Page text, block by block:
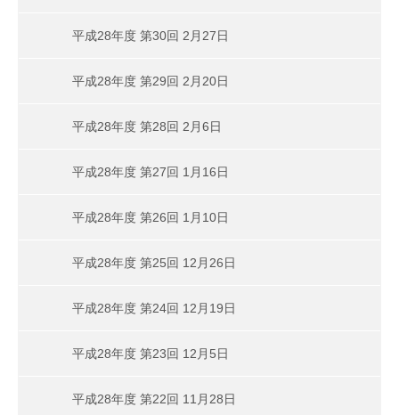
平成28年度 第30回 2月27日
平成28年度 第29回 2月20日
平成28年度 第28回 2月6日
平成28年度 第27回 1月16日
平成28年度 第26回 1月10日
平成28年度 第25回 12月26日
平成28年度 第24回 12月19日
平成28年度 第23回 12月5日
平成28年度 第22回 11月28日